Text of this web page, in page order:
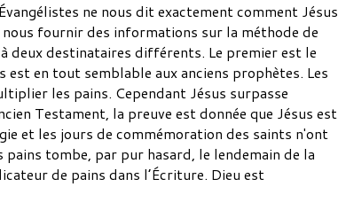
ne nous dit exactement comment Jésus
fournir des informations sur la méthode de
deux destinataires différents. Le premier est le
en tout semblable aux anciens prophètes. Les
les pains. Cependant Jésus surpasse
Testament, la preuve est donnée que Jésus est
et les jours de commémoration des saints n'ont
tombe, par pur hasard, le lendemain de la
de pains dans l’Écriture. Dieu est